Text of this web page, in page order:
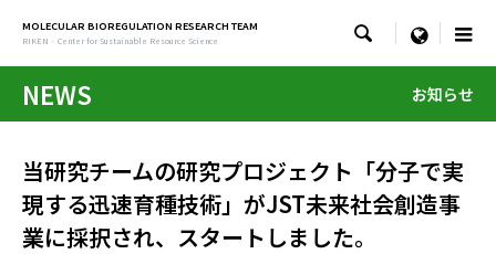
MOLECULAR BIOREGULATION RESEARCH TEAM
RIKEN · Center for Sustainable Resource Science  menu
NEWS お知らせ
当研究チームの研究プロジェクト「分子で実
現する迅速育種技術」がJST未来社会創造事
業に採択され、スタートしました。